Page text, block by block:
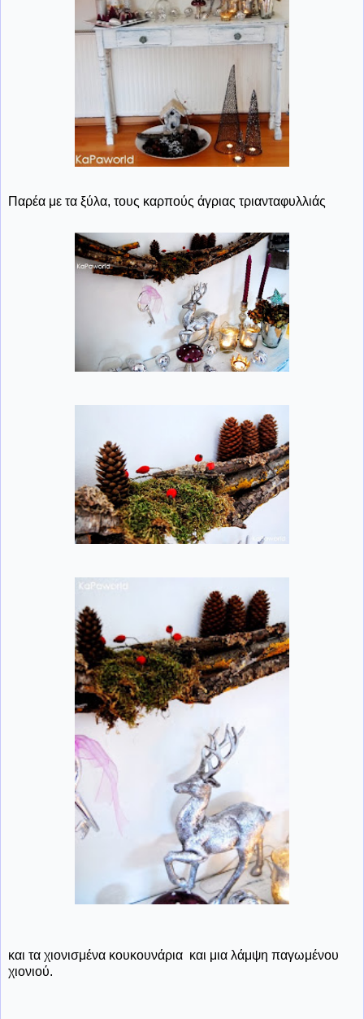
Παρέα με τα ξύλα, τους καρπούς άγριας τριανταφυλλιάς
και τα χιονισμένα κουκουνάρια και μια λάμψη παγωμένου
χιονιού.